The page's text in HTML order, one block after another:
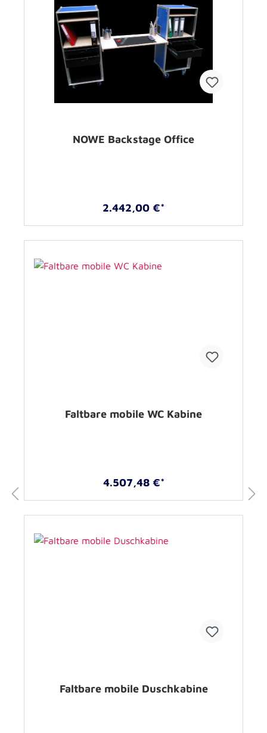
NOWE Backstage Office
2.442,00 €*
Faltbare mobile WC Kabine
4.507,48 €*
Faltbare mobile Duschkabine